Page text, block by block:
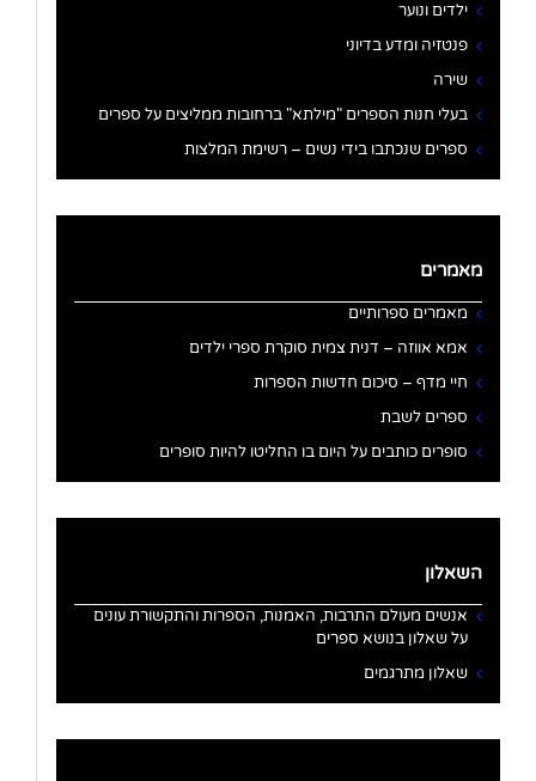
ילדים ונוער
פנטזיה ומדע בדיוני
שירה
בעלי חנות הספרים "מילתא" ברחובות ממליצים על ספרים
ספרים שנכתבו בידי נשים – רשימת המלצות
מאמרים
מאמרים ספרותיים
אמא אווזה – דנית צמית סוקרת ספרי ילדים
חיי מדף – סיכום חדשות הספרות
ספרים לשבת
סופרים כותבים על היום בו החליטו להיות סופרים
השאלון
אנשים מעולם התרבות, האמנות, הספרות והתקשורת עונים
על שאלון בנושא ספרים
שאלון מתרגמים